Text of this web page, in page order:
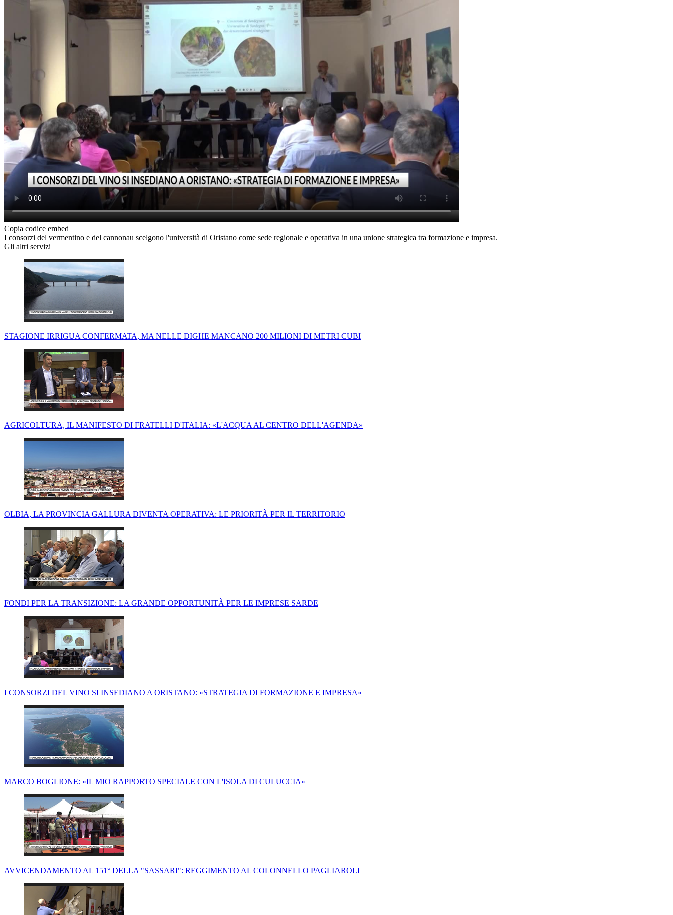
Copia codice embed
I consorzi del vermentino e del cannonau scelgono l'università di Oristano come sede regionale e operativa in una unione strategica tra formazione e impresa.
Gli altri servizi
STAGIONE IRRIGUA CONFERMATA, MA NELLE DIGHE MANCANO 200 MILIONI DI METRI CUBI
AGRICOLTURA, IL MANIFESTO DI FRATELLI D'ITALIA: «L'ACQUA AL CENTRO DELL'AGENDA»
OLBIA, LA PROVINCIA GALLURA DIVENTA OPERATIVA: LE PRIORITÀ PER IL TERRITORIO
FONDI PER LA TRANSIZIONE: LA GRANDE OPPORTUNITÀ PER LE IMPRESE SARDE
I CONSORZI DEL VINO SI INSEDIANO A ORISTANO: «STRATEGIA DI FORMAZIONE E IMPRESA»
MARCO BOGLIONE: «IL MIO RAPPORTO SPECIALE CON L'ISOLA DI CULUCCIA»
AVVICENDAMENTO AL 151° DELLA "SASSARI": REGGIMENTO AL COLONNELLO PAGLIAROLI